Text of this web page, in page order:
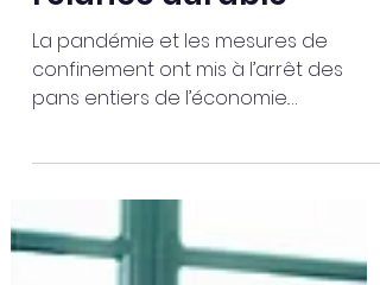
La RSE, pour une
relance durable
confinement ont mis à l’arrêt des
conscience de...